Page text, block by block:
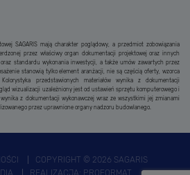
SAGARIS mają charakter poglądowy, a przedmiot zobowiązania
przez właściwy organ dokumentacji projektowej oraz innych
standardu wykonania inwestycji, a także umów zawartych przez
stanowią tylko element aranżacji, nie są częścią oferty, wzorca
przedstawionych materiałów wynika z dokumentacji
wizualizacji uzależniony jest od ustawień sprzętu komputerowego i
z dokumentacji wykonawczej wraz ze wszystkimi jej zmianami
przez uprawnione organy nadzoru budowlanego.
COPYRIGHT © 2026 SAGARIS
REALIZACJA: PROFORMAT